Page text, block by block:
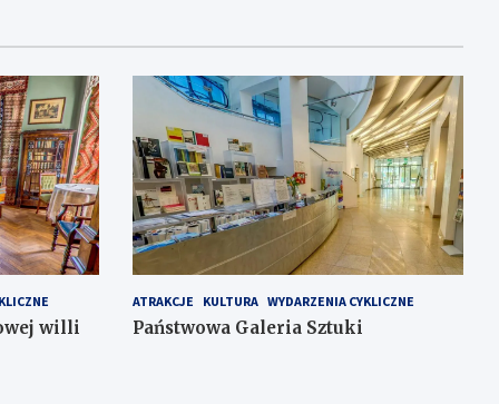
willi
ATRAKCJE KULTURA WYDARZENIA CYKLICZNE
Państwowa Galeria Sztuki